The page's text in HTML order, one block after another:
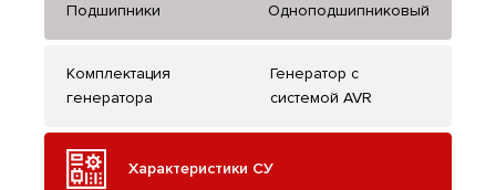
Подшипники Одноподшипниковый
Комплектация
генератора
Генератор с
системой AVR
Характеристики СУ